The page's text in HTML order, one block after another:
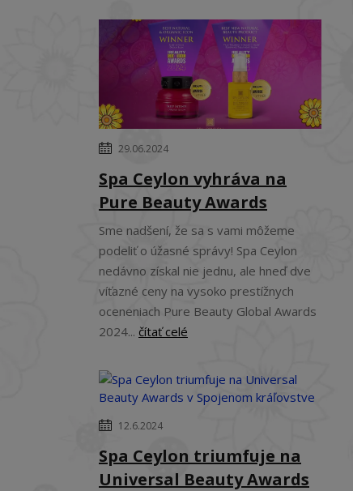
29.06.2024
Spa Ceylon vyhráva na
Pure Beauty Awards
Sme nadšení, že sa s vami môžeme
podeliť o úžasné správy! Spa Ceylon
nedávno získal nie jednu, ale hneď dve
víťazné ceny na vysoko prestížnych
oceneniach Pure Beauty Global Awards
2024... čítať celé
12.6.2024
Spa Ceylon triumfuje na
Universal Beauty Awards